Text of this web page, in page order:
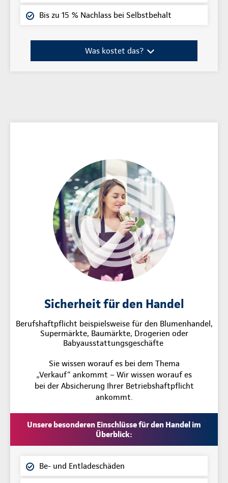
Bis zu 15 % Nachlass bei Selbstbehalt
Was kostet das?
Sicherheit für den Handel
Berufshaftpflicht beispielsweise für den Blumenhandel,
Supermärkte, Baumärkte, Drogerien oder
Babyausstattungsgeschäfte
Sie wissen worauf es bei dem Thema
„Verkauf“ ankommt – Wir wissen worauf es
bei der Absicherung Ihrer Betriebshaftpflicht
ankommt.
Unsere besonderen Einschlüsse für den Handel im
Überblick:
Be- und Entladeschäden